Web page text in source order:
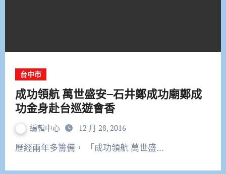
台中市
成功領航 萬世盛安–石井鄭成功廟鄭成
功金身赴台巡遊會香
編輯中心 12 月 28, 2016
歷經兩年多籌備， 「成功領航 萬世盛…